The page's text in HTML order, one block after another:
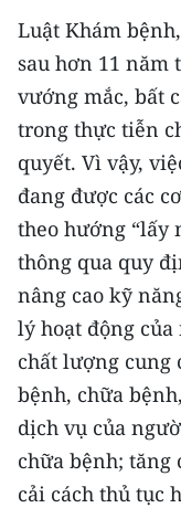
Luật Khám
sau hơn 11 năm
vướng mắc, bất
trong thực tiễn
quyết. Vì vậy,
đang được các
theo hướng “lấy
thông qua quy
nâng cao kỹ
lý hoạt động
chất lượng cung
bệnh, chữa
dịch vụ của
chữa bệnh; tăng
cải cách thủ tục